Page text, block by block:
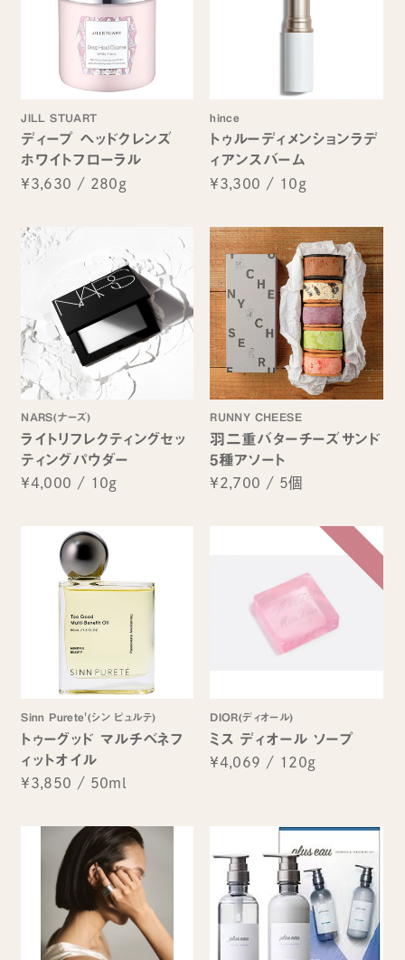
JILL STUART
ディープ ヘッドクレンズ
ホワイトフローラル
¥3,630 / 280g
hince
トゥルーディメンションラデ
ィアンスバーム
¥3,300 / 10g
NARS(ナーズ)
ライトリフレクティングセッ
ティングパウダー
¥4,000 / 10g
RUNNY CHEESE
羽二重バターチーズサンド
5種アソート
¥2,700 / 5個
Sinn Purete'(シン ピュルテ)
トゥーグッド マルチベネフ
ィットオイル
¥3,850 / 50ml
DIOR(ディオール)
ミス ディオール ソープ
¥4,069 / 120g